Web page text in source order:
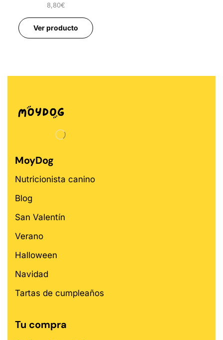
8,80€
Ver producto
MoyDog
Nutricionista canino
Blog
San Valentín
Verano
Halloween
Navidad
Tartas de cumpleaños
Tu compra